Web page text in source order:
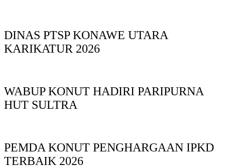
DINAS PTSP KONAWE UTARA
KARIKATUR 2026
WABUP KONUT HADIRI PARIPURNA
HUT SULTRA
PEMDA KONUT PENGHARGAAN IPKD
TERBAIK 2026